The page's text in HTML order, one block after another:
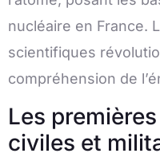
nucléaire en France.
scientifiques
compréhension de
Les
civiles et